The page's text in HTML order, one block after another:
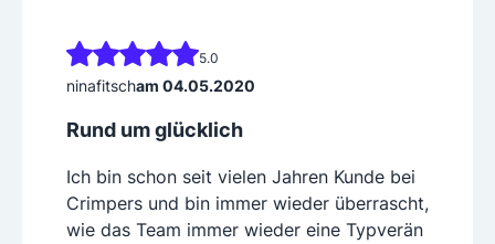
5.0
ninafitscham 04.05.2020
Rund um glücklich
Ich bin schon seit vielen Jahren Kunde bei
Crimpers und bin immer wieder überrascht,
wie das Team immer wieder eine Typverän